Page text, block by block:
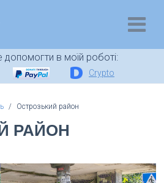
в моїй роботі:
Crypto
Острозький район
РАЙОН